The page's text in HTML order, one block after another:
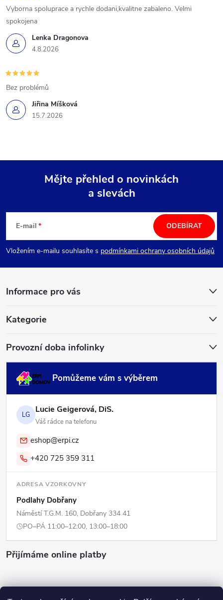
Lenka Dragonova
4.8.2026
Vyborna spoluprace a rychle dodani,kvalitne zabaleno. Velmi
spokojena
Jiřina Míšková
15.7.2026
Bez problémů
p
a
Mějte přehled o novinkách
a slevách
E-mail
Vložením e-mailu souhlasíte s podmínkami ochrany osobních údajů
ODEBÍRAT
Informace pro vás
Kategorie
Provozní doba infolinky
Pomůžeme vám s výběrem
LG Lucie Geigerová, DiS.
Váš rádce na telefonu
eshop@erpi.cz
+420 725 359 311
ADRESA VZORKOVNY
Podlahy Dobřany
Náměstí T.G.M. 160, Dobřany 334 41
PO–PÁ 11:00–12:00, 13:00–18:00
Přijímáme online platby